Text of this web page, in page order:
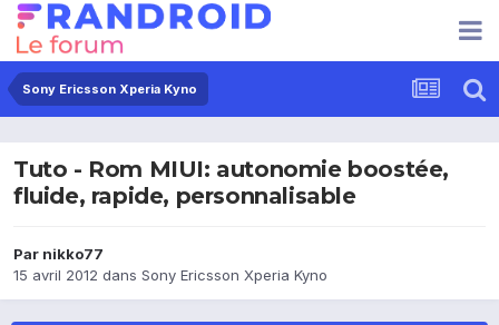
Sony Ericsson Xperia Kyno
Tuto - Rom MIUI: autonomie boostée,
fluide, rapide, personnalisable
Par nikko77
15 avril 2012 dans Sony Ericsson Xperia Kyno